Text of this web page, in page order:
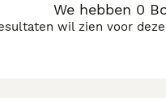
We hebben 0
wil zien voor